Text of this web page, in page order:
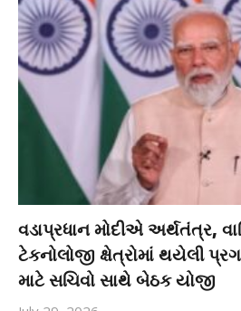
વડાપ્રધાન મોદીએ અર્થતંત્ર,
ટેકનોલોજી ક્ષેત્રોમાં થયેલી
માટે સચિવો સાથે બેઠક યોજી